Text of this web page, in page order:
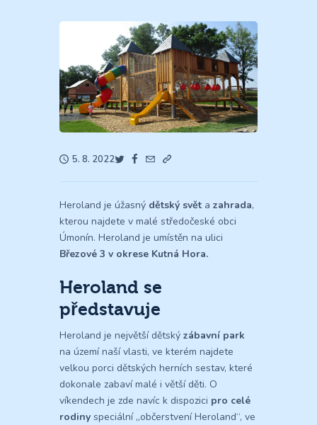
5. 8. 2022
Heroland je úžasný dětský svět a zahrada,
kterou najdete v malé středočeské obci
Úmonín. Heroland je umístěn na ulici
Březové 3 v okrese Kutná Hora.
Heroland se
představuje
Heroland je největší dětský zábavní park
na území naší vlasti, ve kterém najdete
velkou porci dětských herních sestav, které
dokonale zabaví malé i větší děti. O
víkendech je zde navíc k dispozici pro celé
rodiny speciální „občerstvení Heroland“, ve